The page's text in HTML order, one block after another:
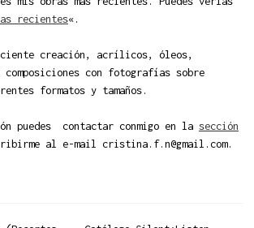
recientes«.
creación, acrílicos, óleos,
con fotografías sobre
formatos y tamaños.
puedes contactar conmigo en la sección
al e-mail cristina.f.n@gmail.com.